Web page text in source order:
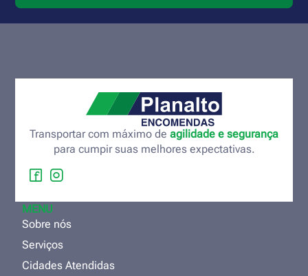
Transportar com máximo de agilidade e segurança
para cumpir suas melhores expectativas.
MENU
Sobre nós
Serviços
Cidades Atendidas